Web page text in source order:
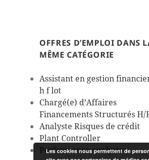
OFFRES D’EMPLOI DANS
MÊME CATÉGORIE
Assistant en gestion
h f lot
Chargé(e) d’Affaires
Financements Structurés H/
Analyste Risques de crédit
Plant Controller
Performance analyste
Les cookies nous permettent de